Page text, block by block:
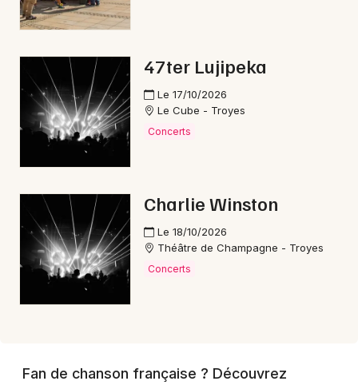
Mon email
47ter Lujipeka
Le 17/10/2026
Le Cube - Troyes
Concerts
Charlie Winston
Le 18/10/2026
Théâtre de Champagne - Troyes
Concerts
Fan de chanson française ? Découvrez